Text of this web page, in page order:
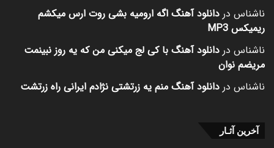
ناشناس در دانلود آهنگ اگه ارومیه بشی روت ارس میکشم
ریمیکس MP3
ناشناس در دانلود آهنگ با کی لج میکنی من که یه روز نبینمت
مریضم نوان
ناشناس در دانلود آهنگ منم یه زرتشتی نژادم ایرانی راه زرتشت
آخرین آثـار